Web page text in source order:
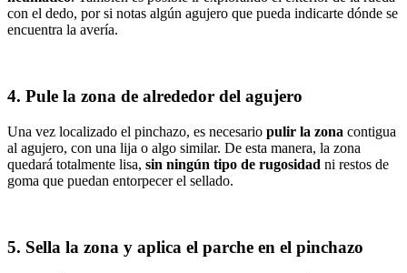
con el dedo, por si notas algún agujero que pueda indicarte dónde se
encuentra la avería.
4. Pule la zona de alrededor del agujero
Una vez localizado el pinchazo, es necesario pulir la zona contigua
al agujero, con una lija o algo similar. De esta manera, la zona
quedará totalmente lisa, sin ningún tipo de rugosidad ni restos de
goma que puedan entorpecer el sellado.
5. Sella la zona y aplica el parche en el pinchazo